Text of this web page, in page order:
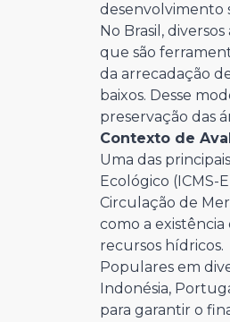
desenvolvimento
No Brasil,
que são
da arrecadação
baixos. Desse
preservação das
Contexto de
Uma das
Ecológico
Circulação de
como a
recursos hídricos.
Populares em
Indonésia,
para garantir o